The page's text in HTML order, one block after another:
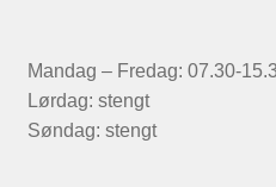
Mandag – Fredag: 07.30-
Lørdag: stengt
Søndag: stengt